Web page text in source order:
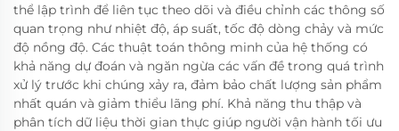
thể lập trình để liên tục theo dõi và điều chỉnh các thông số
quan trọng như nhiệt độ, áp suất, tốc độ dòng chảy và mức
độ nồng độ. Các thuật toán thông minh của hệ thống có
khả năng dự đoán và ngăn ngừa các vấn đề trong quá trình
xử lý trước khi chúng xảy ra, đảm bảo chất lượng sản phẩm
nhất quán và giảm thiểu lãng phí. Khả năng thu thập và
phân tích dữ liệu thời gian thực giúp người vận hành tối ưu